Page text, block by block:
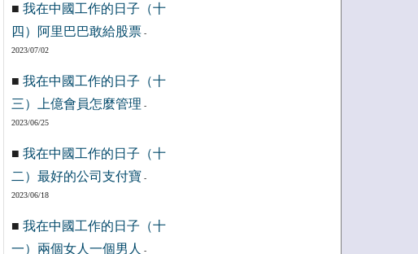
■ 我在中國工作的日子（十
四）阿里巴巴敢給股票-
2023/07/02
■ 我在中國工作的日子（十
三）上億會員怎麼管理 -
2023/06/25
■ 我在中國工作的日子（十
二）最好的公司支付寶 -
2023/06/18
■ 我在中國工作的日子（十
一）兩個女人一個男人
-